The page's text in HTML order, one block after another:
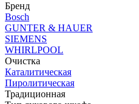
Бренд
Bosch
GUNTER & HAUER
SIEMENS
WHIRLPOOL
Очистка
Каталитическая
Пиролитическая
Традиционная